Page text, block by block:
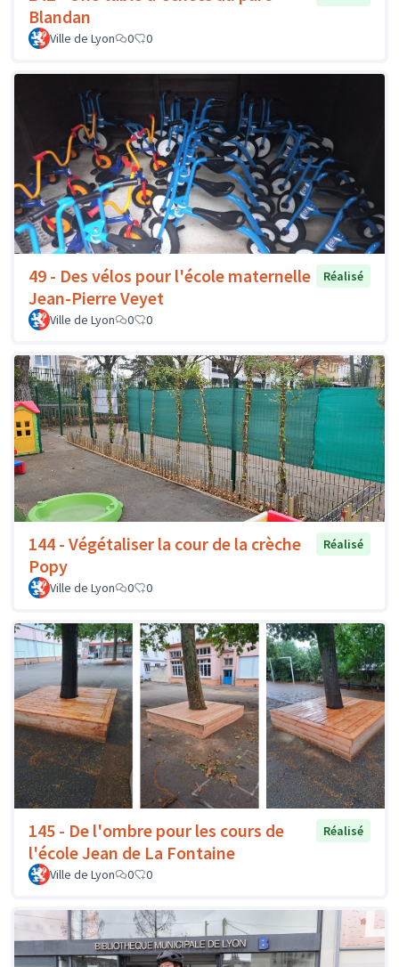
Blandan
Ville de Lyon 0 0
49 - Des vélos pour l'école maternelle
Jean-Pierre Veyet
Réalisé
Ville de Lyon 0 0
144 - Végétaliser la cour de la crèche
Popy
Réalisé
Ville de Lyon 0 0
145 - De l'ombre pour les cours de
l'école Jean de La Fontaine
Réalisé
Ville de Lyon 0 0